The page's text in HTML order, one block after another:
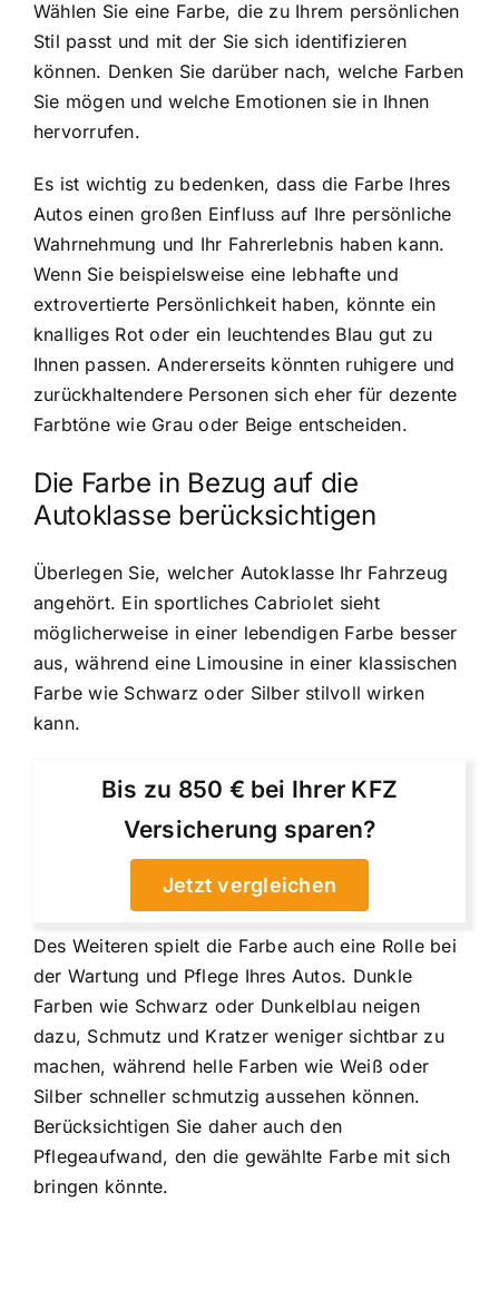
Wählen Sie eine Farbe, die zu Ihrem persönlichen
Stil passt und mit der Sie sich identifizieren
können. Denken Sie darüber nach, welche Farben
Sie mögen und welche Emotionen sie in Ihnen
hervorrufen.
Es ist wichtig zu bedenken, dass die Farbe Ihres
Autos einen großen Einfluss auf Ihre persönliche
Wahrnehmung und Ihr Fahrerlebnis haben kann.
Wenn Sie beispielsweise eine lebhafte und
extrovertierte Persönlichkeit haben, könnte ein
knalliges Rot oder ein leuchtendes Blau gut zu
Ihnen passen. Andererseits könnten ruhigere und
zurückhaltendere Personen sich eher für dezente
Farbtöne wie Grau oder Beige entscheiden.
Die Farbe in Bezug auf die
Autoklasse berücksichtigen
Überlegen Sie, welcher Autoklasse Ihr Fahrzeug
angehört. Ein sportliches Cabriolet sieht
möglicherweise in einer lebendigen Farbe besser
aus, während eine Limousine in einer klassischen
Farbe wie Schwarz oder Silber stilvoll wirken
kann.
Bis zu 850 € bei Ihrer KFZ
Versicherung sparen?
Jetzt vergleichen
Des Weiteren spielt die Farbe auch eine Rolle bei
der Wartung und Pflege Ihres Autos. Dunkle
Farben wie Schwarz oder Dunkelblau neigen
dazu, Schmutz und Kratzer weniger sichtbar zu
machen, während helle Farben wie Weiß oder
Silber schneller schmutzig aussehen können.
Berücksichtigen Sie daher auch den
Pflegeaufwand, den die gewählte Farbe mit sich
bringen könnte.